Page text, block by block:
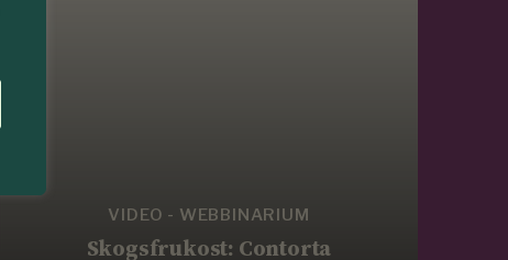
VIDEO - WEBBINARIUM
Skogsfrukost: Contorta